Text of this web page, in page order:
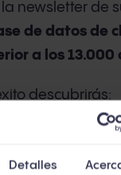
Detalles
la newsletter de
de datos de
a los 13.000
descubrirás:
toma de
el inbound